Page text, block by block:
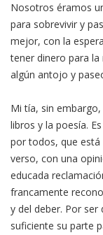
Nosotros éramos
para sobrevivir y
mejor, con la
tener dinero para
algún antojo y
Mi tía, sin
libros y la poesía.
por todos, que está
verso, con una
educada
francamente
y del deber. Por
suficiente su parte